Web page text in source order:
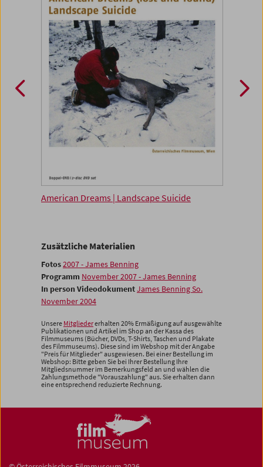
American Dreams | Landscape Suicide
Zusätzliche Materialien
Fotos2007 - James Benning
Programm November 2007 - James Benning
In person VideodokumentJames Benning So.
November 2004
Unsere Mitgliedererhalten 20% Ermäßigung auf ausgewählte
Publikationen und Artikel im Shop an der Kassa des
Filmmuseums (Bücher, DVDs, T-Shirts, Taschen und Plakate
des Filmmuseums). Diese sind im Webshop mit der Angabe
"Preis für Mitglieder" ausgewiesen. Bei einer Bestellung im
Webshop: Bitte geben Sie bei Ihrer Bestellung Ihre
Mitgliedsnummer im Bemerkungsfeld an und wählen die
Zahlungsmethode "Vorauszahlung" aus. Sie erhalten dann
eine entsprechend reduzierte Rechnung.